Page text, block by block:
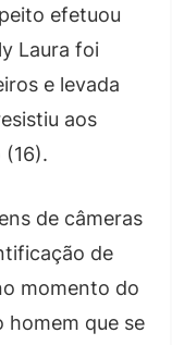
efetuou
Laura foi
e levada
aos
de câmeras
de
momento do
homem que se